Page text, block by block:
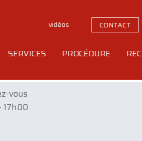
vidéos CONTACT
SERVICES PROCÉDURE
vous
17h00